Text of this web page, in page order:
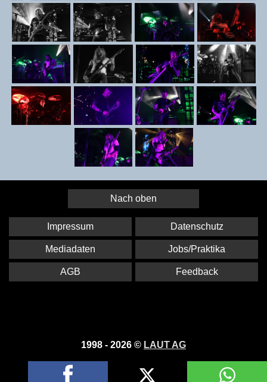
Nach oben
1998 - 2026 © LAUT AG
Impressum Datenschutz
Mediadaten Jobs/Praktika
AGB Feedback